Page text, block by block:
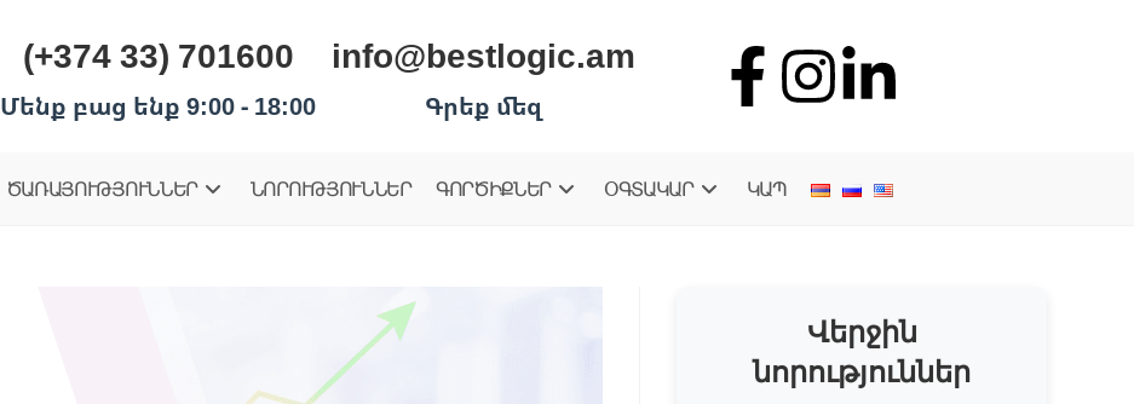
(+374 33) 701600
Մենք բաց ենք 9:00 - 18:00
info@bestlogic.am
Գրեք մեզ
ԾԱՌԱՅՈՒԹՅՈՒՆՆԵՐ ՆՈՐՈՒԹՅՈՒՆՆԵՐ ԳՈՐԾԻՔՆԵՐ ՕԳՏԱԿԱՐ ԿԱՊ
Վերջին
նորություններ